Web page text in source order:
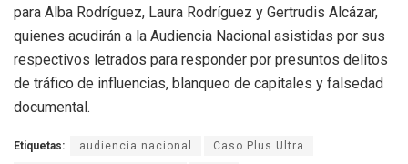
para Alba Rodríguez, Laura Rodríguez y Gertrudis Alcázar,
quienes acudirán a la Audiencia Nacional asistidas por sus
respectivos letrados para responder por presuntos delitos
de tráfico de influencias, blanqueo de capitales y falsedad
documental.
Etiquetas: audiencia nacional Caso Plus Ultra